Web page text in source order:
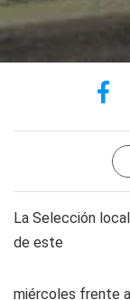
La Selección
de este
miércoles frente